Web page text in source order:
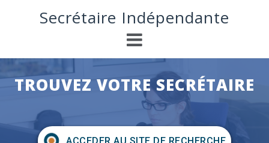
t
t
Secrétaire Indépendante
TROUVEZ VOTRE SECRÉTAIRE